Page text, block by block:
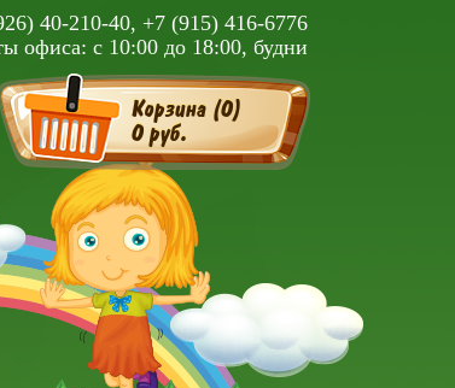
40-210-40, +7 (915) 416-6776
офиса: с 10:00 до 18:00, будни
Корзина (0)
0 руб.